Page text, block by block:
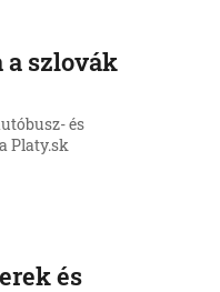
a szlovák
és
Platy.sk
és